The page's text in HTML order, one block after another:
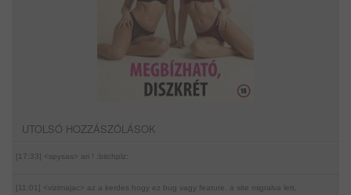
UTOLSÓ HOZZÁSZÓLÁSOK
[17:33] <spysas> ari ! :bitchplz:
[11:01] <vizimajac> az a kerdes hogy ez bug vagy feature. a site migralva lett,